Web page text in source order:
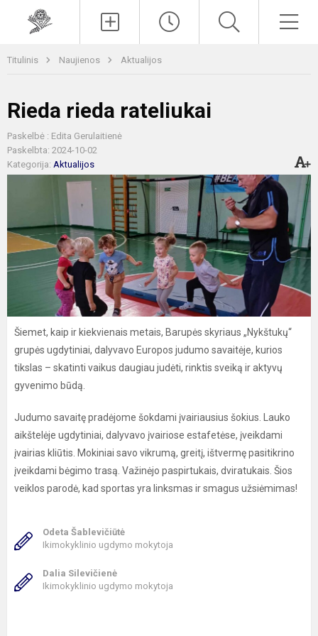
Titulinis Naujienos Aktualijos
Rieda rieda rateliukai
Paskelbė : Edita Gerulaitienė
Paskelbta: 2024-10-02
Kategorija: Aktualijos
Šiemet, kaip ir kiekvienais metais, Barupės skyriaus „Nykštukų“
grupės ugdytiniai, dalyvavo Europos judumo savaitėje, kurios
tikslas – skatinti vaikus daugiau judėti, rinktis sveiką ir aktyvų
gyvenimo būdą.
Judumo savaitę pradėjome šokdami įvairiausius šokius. Lauko
aikštelėje ugdytiniai, dalyvavo įvairiose estafetėse, įveikdami
įvairias kliūtis. Mokiniai savo vikrumą, greitį, ištvermę pasitikrino
įveikdami bėgimo trasą. Važinėjo paspirtukais, dviratukais. Šios
veiklos parodė, kad sportas yra linksmas ir smagus užsiėmimas!
Odeta Šablevičiūtė
Ikimokyklinio ugdymo mokytoja
Dalia Silevičienė
Ikimokyklinio ugdymo mokytoja